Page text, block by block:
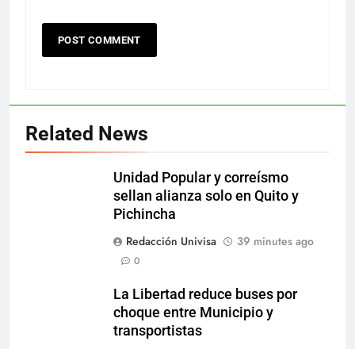
Related News
Unidad Popular y correísmo
sellan alianza solo en Quito y
Pichincha
Redacción Univisa
39 minutes ago
0
La Libertad reduce buses por
choque entre Municipio y
transportistas